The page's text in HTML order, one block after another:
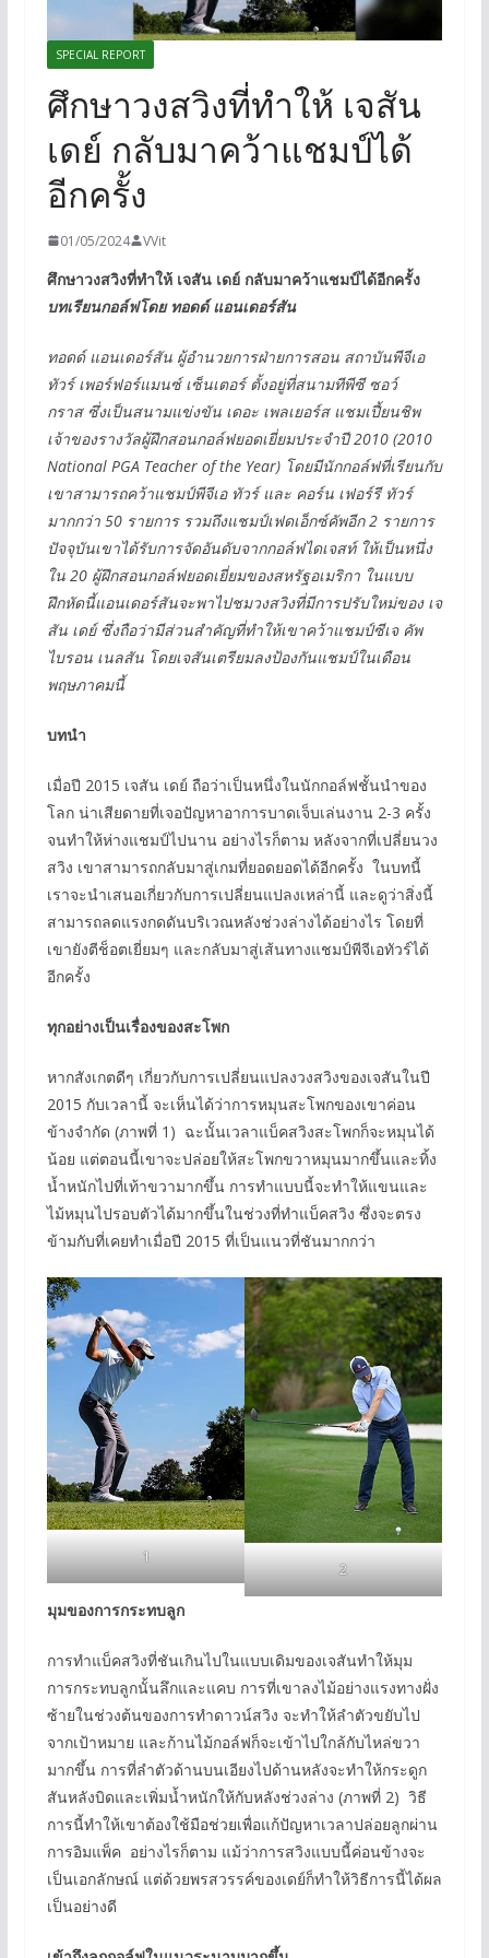
SPECIAL REPORT
ศึกษาวงสวิงที่ทำให้ เจสัน
เดย์ กลับมาคว้าแชมป์ได้
อีกครั้ง
01/05/2024 VVit
ศึกษาวงสวิงที่ทำให้ เจสัน เดย์ กลับมาคว้าแชมป์ได้อีกครั้ง
บทเรียนกอล์ฟโดย ทอดด์ แอนเดอร์สัน
ทอดด์ แอนเดอร์สัน ผู้อำนวยการฝ่ายการสอน สถาบันพีจีเอ
ทัวร์ เพอร์ฟอร์แมนซ์ เซ็นเตอร์ ตั้งอยู่ที่สนามทีพีซี ซอว์
กราสซึ่งเป็นสนามแข่งขัน เดอะ เพลเยอร์ส แชมเปี้ยนชิพ
เจ้าของรางวัลผู้ฝึกสอนกอล์ฟยอดเยี่ยมประจำปี 2010 (2010
National PGA Teacher of the Year) โดยมีนักกอล์ฟที่เรียนกับ
เขาสามารถคว้าแชมป์พีจีเอ ทัวร์ และ คอร์น เฟอร์รี ทัวร์
มากกว่า 50 รายการ รวมถึงแชมป์เฟดเอ็กซ์คัพอีก 2 รายการ
ปัจจุบันเขาได้รับการจัดอันดับจากกอล์ฟไดเจสท์ ให้เป็นหนึ่ง
ใน 20 ผู้ฝึกสอนกอล์ฟยอดเยี่ยมของสหรัฐอเมริกา ในแบบ
ฝึกหัดนี้แอนเดอร์สันจะพาไปชมวงสวิงที่มีการปรับใหม่ของ เจ
สัน เดย์ ซึ่งถือว่ามีส่วนสำคัญที่ทำให้เขาคว้าแชมป์ซีเจ คัพ
ไบรอน เนลสัน โดยเจสันเตรียมลงป้องกันแชมป์ในเดือน
พฤษภาคมนี้
บทนำ
เมื่อปี 2015 เจสัน เดย์ ถือว่าเป็นหนึ่งในนักกอล์ฟชั้นนำของ
โลก น่าเสียดายที่เจอปัญหาอาการบาดเจ็บเล่นงาน 2-3 ครั้ง
จนทำให้ห่างแชมป์ไปนาน อย่างไรก็ตาม หลังจากที่เปลี่ยนวง
สวิง เขาสามารถกลับมาสู่เกมที่ยอดยอดได้อีกครั้ง ในบทนี้
เราจะนำเสนอเกี่ยวกับการเปลี่ยนแปลงเหล่านี้ และดูว่าสิ่งนี้
สามารถลดแรงกดดันบริเวณหลังช่วงล่างได้อย่างไร โดยที่
เขายังตีช็อตเยี่ยมๆ และกลับมาสู่เส้นทางแชมป์พีจีเอทัวร์ได้
อีกครั้ง
ทุกอย่างเป็นเรื่องของสะโพก
หากสังเกตดีๆ เกี่ยวกับการเปลี่ยนแปลงวงสวิงของเจสันในปี
2015 กับเวลานี้ จะเห็นได้ว่าการหมุนสะโพกของเขาค่อน
ข้างจำกัด (ภาพที่ 1) ฉะนั้นเวลาแบ็คสวิงสะโพกก็จะหมุนได้
น้อย แต่ตอนนี้เขาจะปล่อยให้สะโพกขวาหมุนมากขึ้นและทิ้ง
น้ำหนักไปที่เท้าขวามากขึ้น การทำแบบนี้จะทำให้แขนและ
ไม้หมุนไปรอบตัวได้มากขึ้นในช่วงที่ทำแบ็คสวิง ซึ่งจะตรง
ข้ามกับที่เคยทำเมื่อปี 2015 ที่เป็นแนวที่ชันมากกว่า
1
2
มุมของการกระทบลูก
การทำแบ็คสวิงที่ชันเกินไปในแบบเดิมของเจสันทำให้มุม
การกระทบลูกนั้นลึกและแคบ การที่เขาลงไม้อย่างแรงทางฝั่ง
ซ้ายในช่วงต้นของการทำดาวน์สวิง จะทำให้ลำตัวขยับไป
จากเป้าหมาย และก้านไม้กอล์ฟก็จะเข้าไปใกล้กับไหล่ขวา
มากขึ้น การที่ลำตัวด้านบนเอียงไปด้านหลังจะทำให้กระดูก
สันหลังบิดและเพิ่มน้ำหนักให้กับหลังช่วงล่าง (ภาพที่ 2) วิธี
การนี้ทำให้เขาต้องใช้มือช่วยเพื่อแก้ปัญหาเวลาปล่อยลูกผ่าน
การอิมแพ็ค อย่างไรก็ตาม แม้ว่าการสวิงแบบนี้ค่อนข้างจะ
เป็นเอกลักษณ์ แต่ด้วยพรสวรรค์ของเดย์ก็ทำให้วิธีการนี้ได้ผล
เป็นอย่างดี